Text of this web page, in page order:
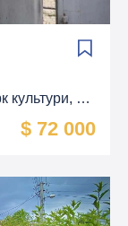
ВІдпочинку 2-й пров., Мiський парк культури, Чернігів
$ 72 000